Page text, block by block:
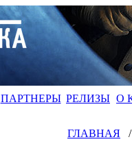
ПАРТНЕРЫ РЕЛИЗЫ О
ГЛАВНАЯ